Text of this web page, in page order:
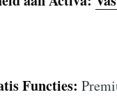
Functies: